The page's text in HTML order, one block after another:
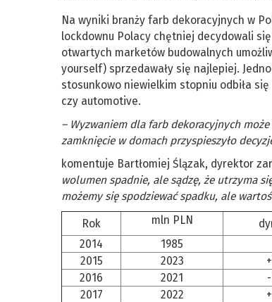
Na wyniki branży farb dekoracyjnych w
lockdownu Polacy chętniej decydowali
otwartych marketów budowalnych
yourself) sprzedawały się najlepiej.
stosunkowo niewielkim stopniu odbiła
czy automotive.
– Wyzwaniem dla farb dekoracyjnych
zamknięcie w domach przyspieszyło
komentuje Bartłomiej Ślązak, dyrektor
wolumen spadnie, ale sądzę, że utrzyma
możemy się spodziewać spadku, ale
Rok mln PLN
2014
1985
2015
2023
2016
2021
2017
2022